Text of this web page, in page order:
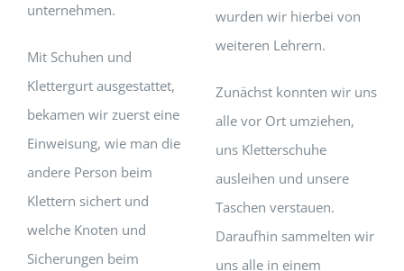
unternehmen.
Mit Schuhen und
Klettergurt ausgestattet,
bekamen wir zuerst eine
Einweisung, wie man die
andere Person beim
Klettern sichert und
welche Knoten und
Sicherungen beim
wurden wir hierbei von
weiteren Lehrern.
Zunächst konnten wir uns
alle vor Ort umziehen,
uns Kletterschuhe
ausleihen und unsere
Taschen verstauen.
Daraufhin sammelten wir
uns alle in einem